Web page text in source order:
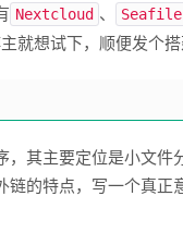
Nextcloud 、 Seafile
就想试下，顺便发个
，其主要定位是小文
链的特点，写一个真正